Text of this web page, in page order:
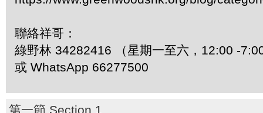
聯絡祥哥：
綠野林 34282416 （星期一至六，12:00 -
或 WhatsApp 66277500
第一節 Section 1